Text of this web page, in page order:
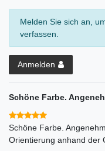
Melden Sie sich an,
verfassen.
Anmelden
Schöne Farbe.
Schöne Farbe.
Orientierung anhand der